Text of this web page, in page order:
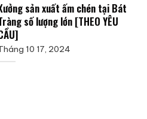
sản xuất ấm chén tại Bát
số lượng lớn [THEO YÊU
10 17, 2024